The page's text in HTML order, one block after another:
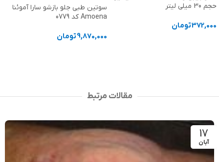
سوتین طبی جلو بازشو سارا آموئنا
یدک (اصل) برند ژیلت Gillette
افزودن به سبد خرید
مقالات مرتبط
17
آبان